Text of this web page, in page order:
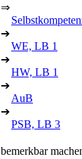
⇒
➔
WE, LB 1
➔
HW, LB 1
➔
AuB
➔
PSB, LB 3
bemerkbar